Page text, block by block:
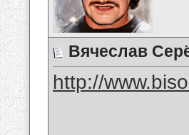
Вячеслав
http://